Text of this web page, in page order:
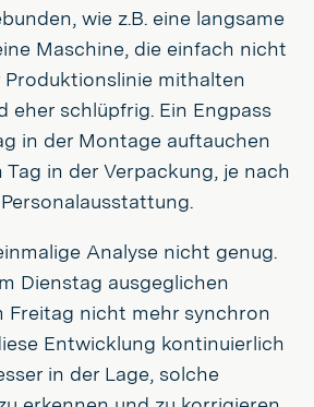
wie z.B. eine langsame
Maschine, die einfach nicht
Produktionslinie mithalten
eher schlüpfrig. Ein Engpass
in der Montage auftauchen
in der Verpackung, je nach
Analyse nicht genug.
Dienstag ausgeglichen
Freitag nicht mehr synchron
Entwicklung kontinuierlich
in der Lage, solche